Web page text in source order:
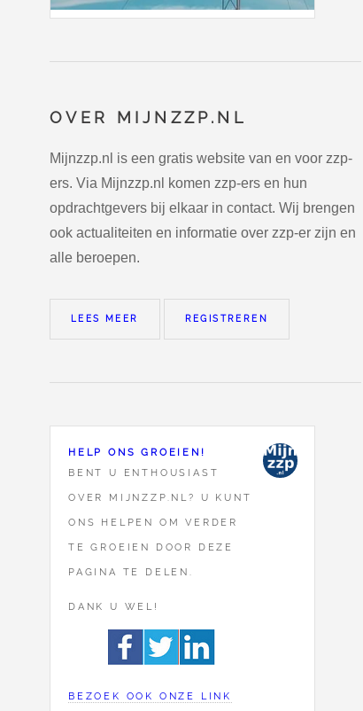
OVER MIJNZZP.NL
Mijnzzp.nl is een gratis website van en voor zzp-
ers. Via Mijnzzp.nl komen zzp-ers en hun
opdrachtgevers bij elkaar in contact. Wij brengen
ook actualiteiten en informatie over zzp-er zijn en
alle beroepen.
LEES MEER REGISTREREN
HELP ONS GROEIEN!
BENT U ENTHOUSIAST
OVER MIJNZZP.NL? U KUNT
ONS HELPEN OM VERDER
TE GROEIEN DOOR DEZE
PAGINA TE DELEN.
DANK U WEL!
BEZOEK OOK ONZE LINK